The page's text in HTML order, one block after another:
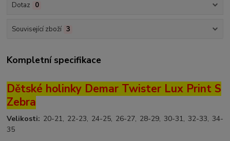
Dotaz 0
Související zboží 3
Kompletní specifikace
Dětské holinky Demar Twister Lux Print S
Zebra
Velikosti: 20-21, 22-23, 24-25, 26-27, 28-29, 30-31, 32-33, 34-
35